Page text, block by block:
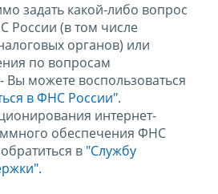
задать какой-либо вопрос
России (в том числе
органов) или
по вопросам
Вы можете воспользоваться
в ФНС России".
интернет-
обеспечения ФНС
в "Службу